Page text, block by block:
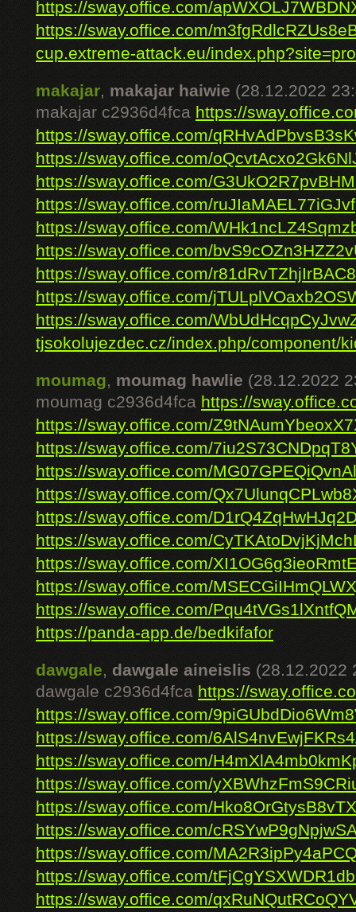
https://sway.office.com/
https://sway.office.com/
cup.extreme-attack.eu/
makajar, makajar haiwie (28.12.2022
makajar c2936d4fca https://
https://sway.office.com/
https://sway.office.com/
https://sway.office.com/
https://sway.office.com/ruJIaMAEL77iGJvf
https://sway.office.com/
https://sway.office.com/
https://sway.office.com/r81dRvTZhjIrBAC8
https://sway.office.com/
https://sway.office.com/
tjsokolujezdec.cz/index.php/component/
moumag, moumag hawlie (28.12.2022
moumag c2936d4fca https://
https://sway.office.com/
https://sway.office.com/
https://sway.office.com/
https://sway.office.com/
https://sway.office.com/
https://sway.office.com/
https://sway.office.com/
https://sway.office.com/
https://sway.office.com/
https://panda-app.de/bedkifafor
dawgale, dawgale aineislis (28.12.2022
dawgale c2936d4fca https://
https://sway.office.com/
https://sway.office.com/
https://sway.office.com/
https://sway.office.com/
https://sway.office.com/
https://sway.office.com/
https://sway.office.com/
https://sway.office.com/
https://sway.office.com/